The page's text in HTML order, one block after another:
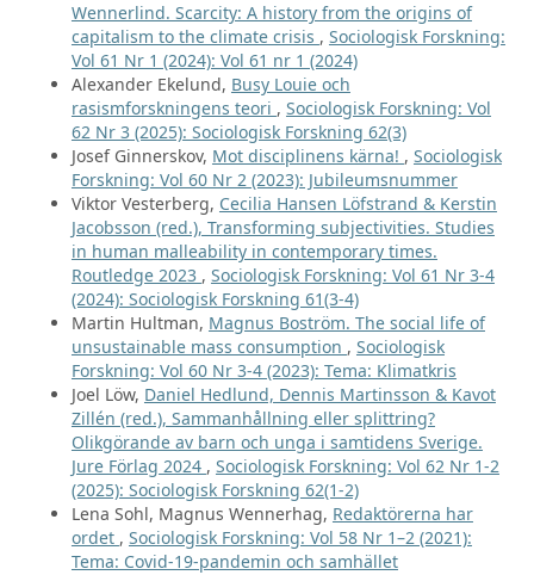
Wennerlind. Scarcity: A history from the origins of
capitalism to the climate crisis , Sociologisk Forskning:
Vol 61 Nr 1 (2024): Vol 61 nr 1 (2024)
Alexander Ekelund, Busy Louie och
rasismforskningens teori , Sociologisk Forskning: Vol
62 Nr 3 (2025): Sociologisk Forskning 62(3)
Josef Ginnerskov, Mot disciplinens kärna! , Sociologisk
Forskning: Vol 60 Nr 2 (2023): Jubileumsnummer
Viktor Vesterberg, Cecilia Hansen Löfstrand & Kerstin
Jacobsson (red.), Transforming subjectivities. Studies
in human malleability in contemporary times.
Routledge 2023 , Sociologisk Forskning: Vol 61 Nr 3-4
(2024): Sociologisk Forskning 61(3-4)
Martin Hultman, Magnus Boström. The social life of
unsustainable mass consumption , Sociologisk
Forskning: Vol 60 Nr 3-4 (2023): Tema: Klimatkris
Joel Löw, Daniel Hedlund, Dennis Martinsson & Kavot
Zillén (red.), Sammanhållning eller splittring?
Olikgörande av barn och unga i samtidens Sverige.
Jure Förlag 2024 , Sociologisk Forskning: Vol 62 Nr 1-2
(2025): Sociologisk Forskning 62(1-2)
Lena Sohl, Magnus Wennerhag, Redaktörerna har
ordet , Sociologisk Forskning: Vol 58 Nr 1–2 (2021):
Tema: Covid-19-pandemin och samhället